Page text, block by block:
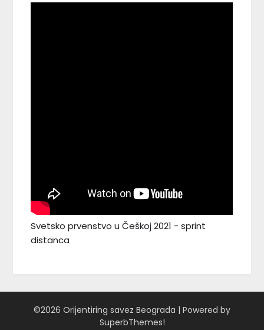
Svetsko prvenstvo u Češkoj 2021 - sprint
distanca
©2026 Orijentiring savez Beograda | Powered by
SuperbThemes!